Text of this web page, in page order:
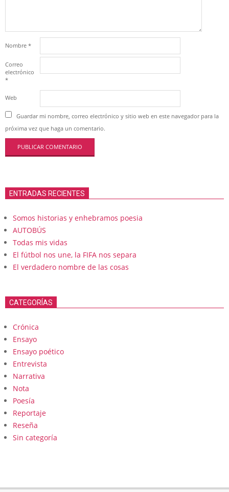
Nombre *
Correo
electrónico
*
Web
Guardar mi nombre, correo electrónico y sitio web en este navegador para la
próxima vez que haga un comentario.
ENTRADAS RECIENTES
Somos historias y enhebramos poesia
AUTOBÚS
Todas mis vidas
El fútbol nos une, la FIFA nos separa
El verdadero nombre de las cosas
CATEGORÍAS
Crónica
Ensayo
Ensayo poético
Entrevista
Narrativa
Nota
Poesía
Reportaje
Reseña
Sin categoría